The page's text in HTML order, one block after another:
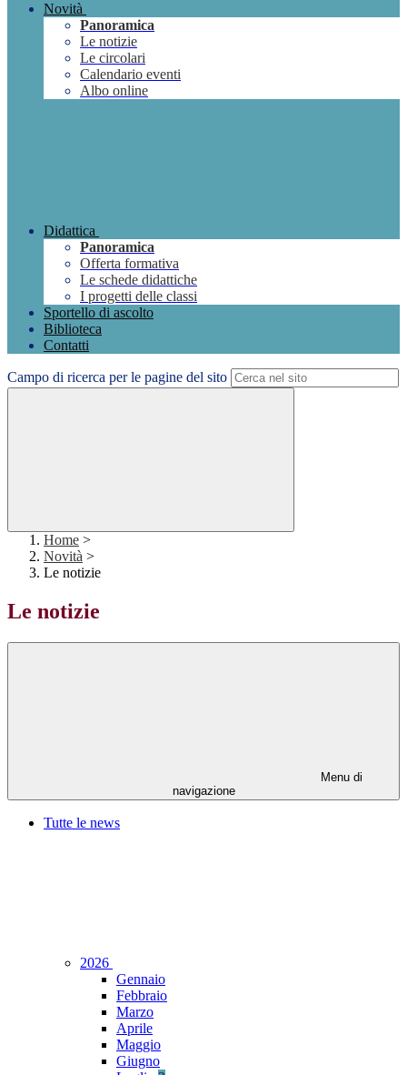
Novità
Panoramica
Le notizie
Le circolari
Calendario eventi
Albo online
Didattica
Panoramica
Offerta formativa
Le schede didattiche
I progetti delle classi
Sportello di ascolto
Biblioteca
Contatti
Campo di ricerca per le pagine del sito
Home >
Novità >
Le notizie
Le notizie
Menu di
navigazione
Tutte le news
2026
Gennaio
Febbraio
Marzo
Aprile
Maggio
Giugno